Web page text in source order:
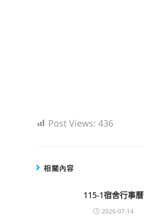
Post Views: 436
相關內容
115-1宿舍行事曆
2026-07-14